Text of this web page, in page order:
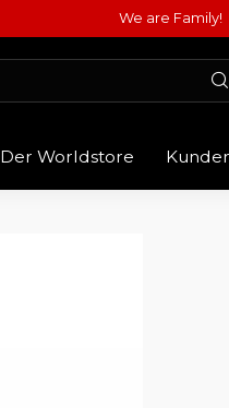
We are Family!
Der Worldstore